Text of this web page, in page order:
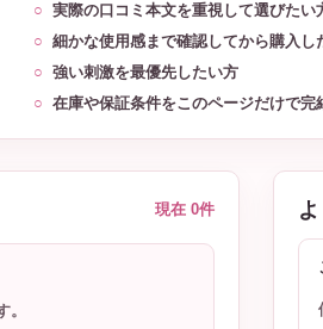
実際の口コミ本文を重視して選びたい
細かな使用感まで確認してから購入し
強い刺激を最優先したい方
在庫や保証条件をこのページだけで完
現在 0件